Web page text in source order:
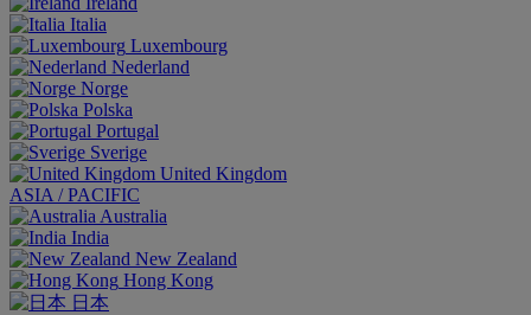
Italia
Luxembourg
Nederland
Norge
Polska
Portugal
Sverige
United Kingdom
ASIA / PACIFIC
Australia
India
New Zealand
Hong Kong
日本